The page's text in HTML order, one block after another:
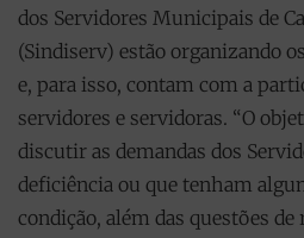
dos Servidores Municipais de
(Sindiserv) estão organizando
e, para isso, contam com a
servidores e servidoras. “O
discutir as demandas dos
deficiência ou que tenham
condição, além das questões de